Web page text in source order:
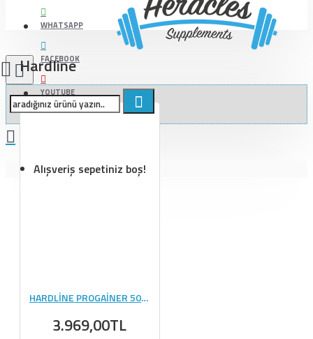
WHATSAPP
FACEBOOK
YOUTUBE
Alışveriş sepetiniz boş!
Hardline
HARDLİNE PROGAİNER 5000 GR
3.969,00TL